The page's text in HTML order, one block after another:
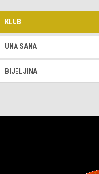
KLUB
UNA SANA
BIJELJINA